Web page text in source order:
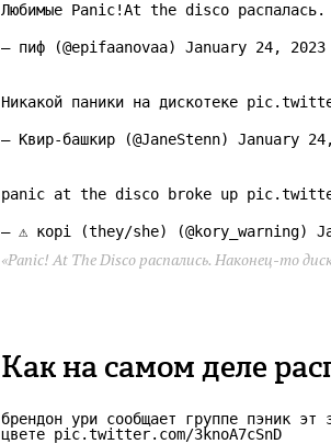
Любимые Panic!At the disco распалась.
— пиф (@epifaanovaa) January 24, 2023
Никакой паники на дискотеке
— Квир-башкир (@JaneStenn) January
panic at the disco broke up
— ⚠️ корі (they/she) (@kory_warning)
«Panic! At The Disco распались. Наконец-то
Как на самом деле
брендон ури сообщает группе пэник
цвете pic.twitter.com/3knoA7cSnD